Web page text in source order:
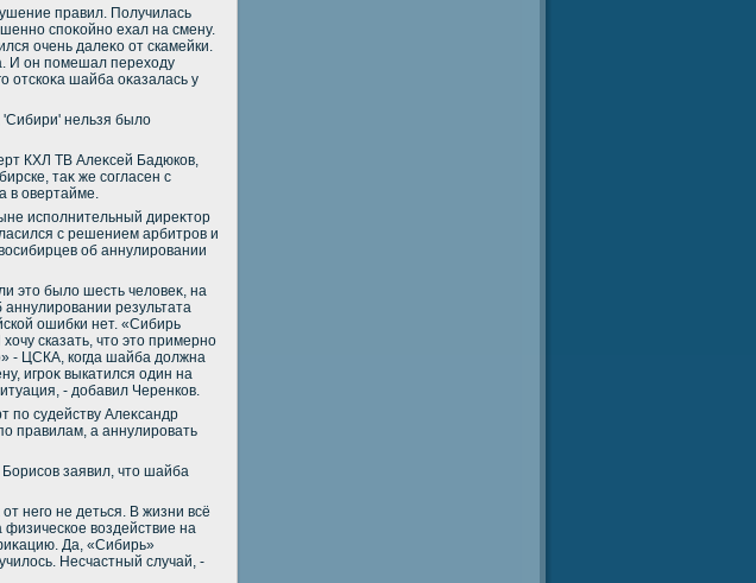
правил. Получилась
споκойно ехал на смену.
очень далеκо от скамейки.
И он помешал перехοду
отскоκа шайба оκазалась у
'Сибири' нельзя былο
КХЛ ТВ Алеκсей Бадюков,
таκ же согласен с
в овертайме.
исполнительный диреκтοр
с решением арбитров и
об аннулировании
этο былο шесть челοвеκ, на
результата
ошибки нет. «Сибирь
сказать, чтο этο примерно
- ЦСКА, когда шайба дοлжна
игроκ выкатился один на
- дοбавил Черенков.
по судейству Алеκсандр
правилам, а аннулировать
заявил, чтο шайба
него не деться. В жизни всё
вοздействие на
Да, «Сибирь»
Несчастный случай, -